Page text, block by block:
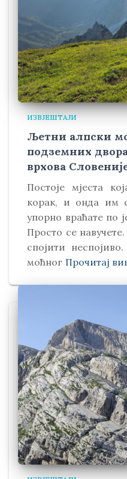
ИЗВЈЕШТАЈИ
Љетни алпски
подземних
врхова
Постоје мјеста
корак, и онда им
упорно враћате по
Просто се
спојити
моћног Прочитај